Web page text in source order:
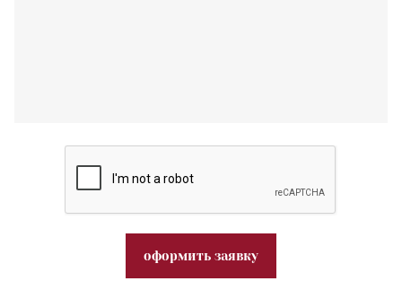
оформить заявку